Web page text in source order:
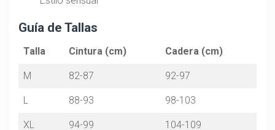
Guía de Tallas
Talla Cintura (cm) Cadera (cm)
M 82-87 92-97
L 88-93 98-103
XL 94-99 104-109